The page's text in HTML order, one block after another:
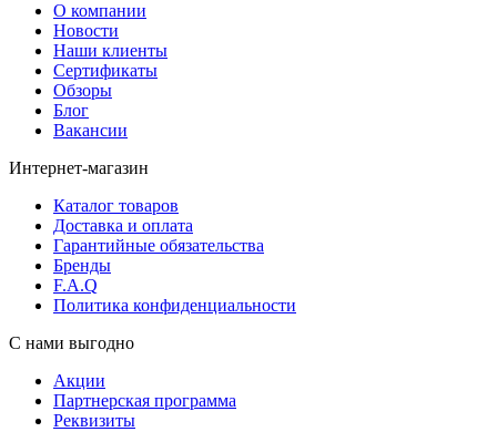
О компании
Новости
Наши клиенты
Сертификаты
Обзоры
Блог
Вакансии
Интернет-магазин
Каталог товаров
Доставка и оплата
Гарантийные обязательства
Бренды
F.A.Q
Политика конфиденциальности
С нами выгодно
Акции
Партнерская программа
Реквизиты